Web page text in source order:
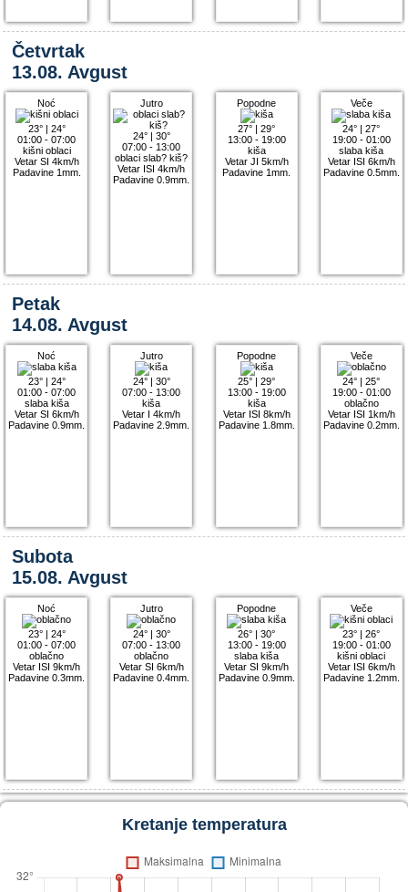
Četvrtak
13.08. Avgust
Noć
23°| 24°
01:00 - 07:00
kišni oblaci
Vetar SI 4km/h
Padavine 1mm.
Jutro
24°| 30°
07:00 - 13:00
oblaci slab? kiš?
Vetar ISI 4km/h
Padavine 0.9mm.
Popodne
27° |29°
13:00 - 19:00
kiša
Vetar JI 5km/h
Padavine 1mm.
Veče
24° |27°
19:00 - 01:00
slaba kiša
Vetar ISI 6km/h
Padavine 0.5mm.
Petak
14.08. Avgust
Noć
23°| 24°
01:00 - 07:00
slaba kiša
Vetar SI 6km/h
Padavine 0.9mm.
Jutro
24°| 30°
07:00 - 13:00
kiša
Vetar I 4km/h
Padavine 2.9mm.
Popodne
25° |29°
13:00 - 19:00
kiša
Vetar ISI 8km/h
Padavine 1.8mm.
Veče
24° |25°
19:00 - 01:00
oblačno
Vetar ISI 1km/h
Padavine 0.2mm.
Subota
15.08. Avgust
Noć
23°| 24°
01:00 - 07:00
oblačno
Vetar ISI 9km/h
Padavine 0.3mm.
Jutro
24°| 30°
07:00 - 13:00
oblačno
Vetar SI 6km/h
Padavine 0.4mm.
Popodne
26° |30°
13:00 - 19:00
slaba kiša
Vetar SI 9km/h
Padavine 0.9mm.
Veče
23° |26°
19:00 - 01:00
kišni oblaci
Vetar ISI 6km/h
Padavine 1.2mm.
Kretanje temperatura